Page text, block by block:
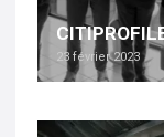
23 février 2023